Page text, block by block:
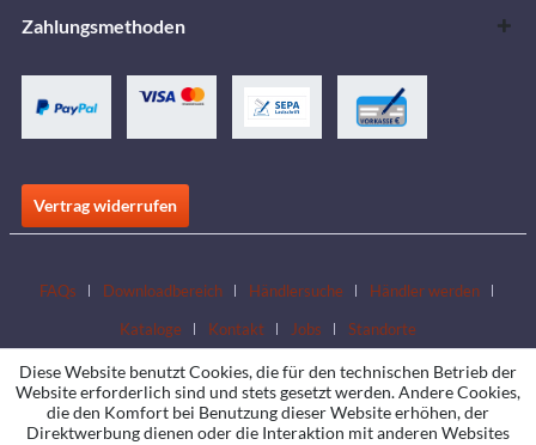
Zahlungsmethoden
Vertrag widerrufen
FAQs Downloadbereich Händlersuche
Händler werden
Kataloge
Kontakt Jobs Standorte
Diese Website benutzt Cookies, die für den technischen Betrieb der
Website erforderlich sind und stets gesetzt werden. Andere Cookies,
die den Komfort bei Benutzung dieser Website erhöhen, der
Direktwerbung dienen oder die Interaktion mit anderen Websites